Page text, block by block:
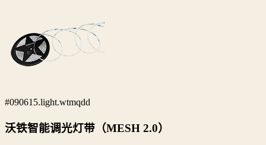
#090615.light.wtmqdd
沃铁智能调光灯带（MESH 2.0）